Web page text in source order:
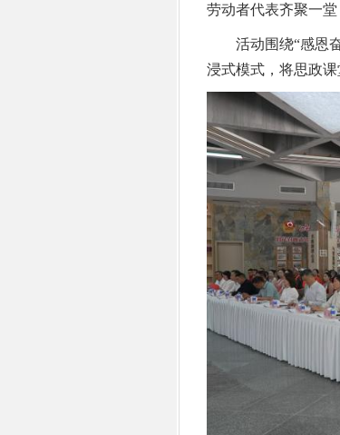
劳动者代表齐聚一堂
活动围绕“感恩奋
浸式模式，将思政